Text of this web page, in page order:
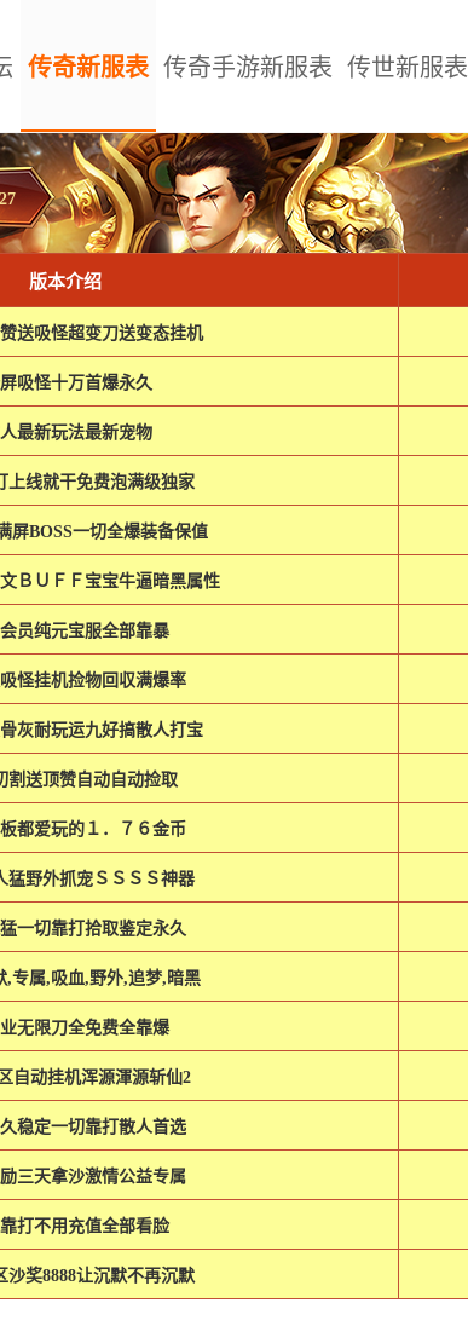
传奇新服表 传奇手游新服表 传世新服表
版本介绍
送吸怪超变刀送变态挂机
吸怪十万首爆永久
最新玩法最新宠物
上线就干免费泡满级独家
屏BOSS一切全爆装备保值
ＢＵＦＦ宝宝牛逼暗黑属性
员纯元宝服全部靠暴
怪挂机捡物回収满爆率
灰耐玩运九好搞散人打宝
割送顶赞自动自动捡取
都爱玩的１．７６金币
猛野外抓宠ＳＳＳＳ神器
一切靠打拾取鉴定永久
,专属,吸血,野外,追梦,暗黑
无限刀全免费全靠爆
自动挂机浑源渾源斩仙2
稳定一切靠打散人首选
三天拿沙激情公益专属
打不用充值全部看脸
沙奖8888让沉默不再沉默